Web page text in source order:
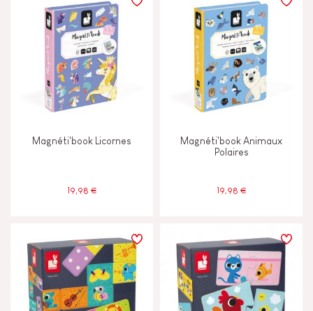
Magnéti'book Licornes
19,98 €
Magnéti'book Animaux
Polaires
19,98 €